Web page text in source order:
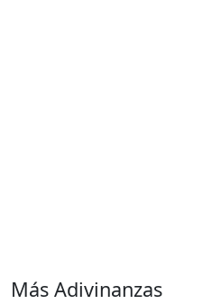
Más Adivinanzas